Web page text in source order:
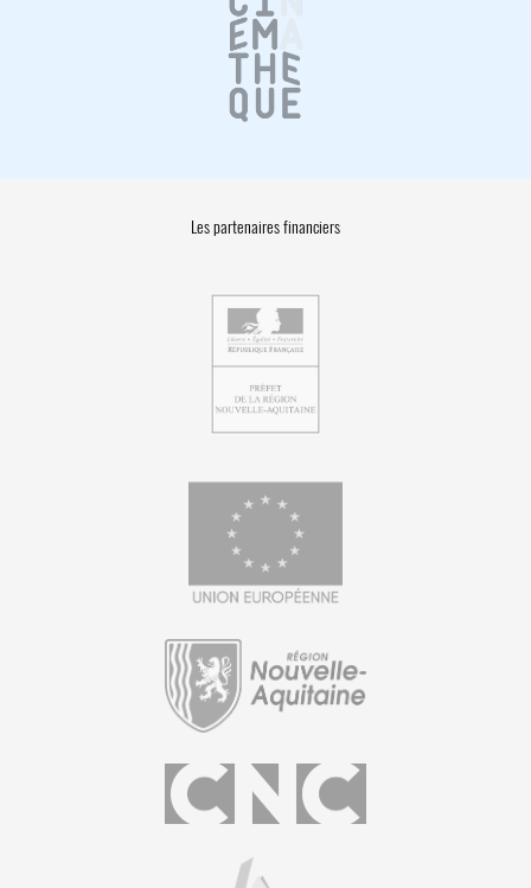
Les partenaires financiers